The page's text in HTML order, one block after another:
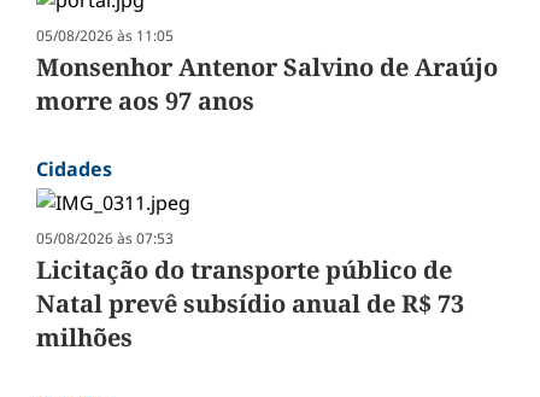
05/08/2026 às 11:05
Monsenhor Antenor Salvino de Araújo
morre aos 97 anos
Cidades
05/08/2026 às 07:53
Licitação do transporte público de
Natal prevê subsídio anual de R$ 73
milhões